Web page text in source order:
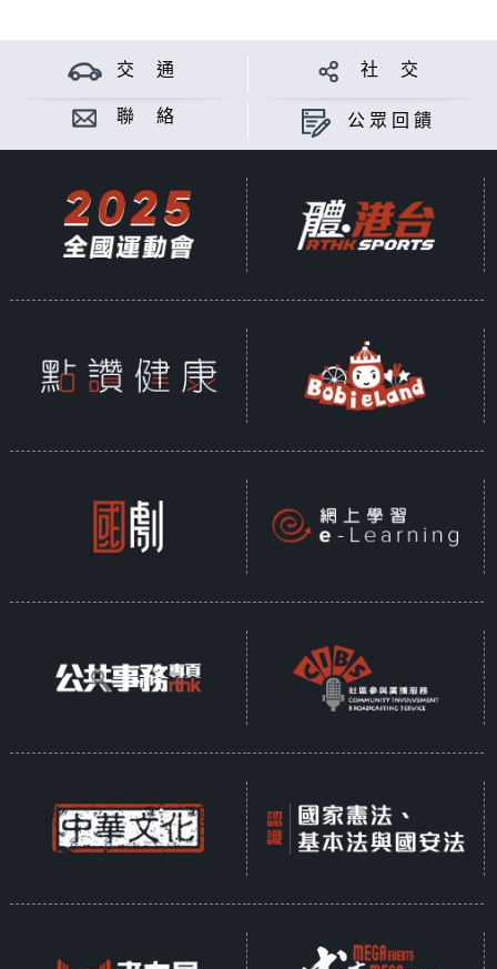
交 通 社 交
聯 絡 公眾回饋